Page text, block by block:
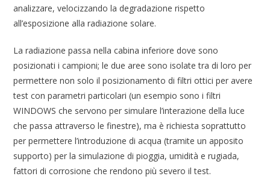
analizzare, velocizzando la degradazione rispetto
all’esposizione alla radiazione solare.
La radiazione passa nella cabina inferiore dove sono
posizionati i campioni; le due aree sono isolate tra di loro per
permettere non solo il posizionamento di filtri ottici per avere
test con parametri particolari (un esempio sono i filtri
WINDOWS che servono per simulare l’interazione della luce
che passa attraverso le finestre), ma è richiesta soprattutto
per permettere l’introduzione di acqua (tramite un apposito
supporto) per la simulazione di pioggia, umidità e rugiada,
fattori di corrosione che rendono più severo il test.